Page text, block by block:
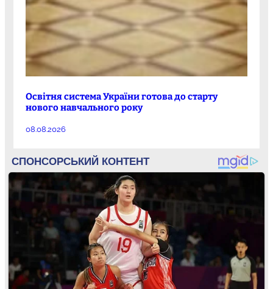
Освітня система України готова до старту
нового навчального року
08.08.2026